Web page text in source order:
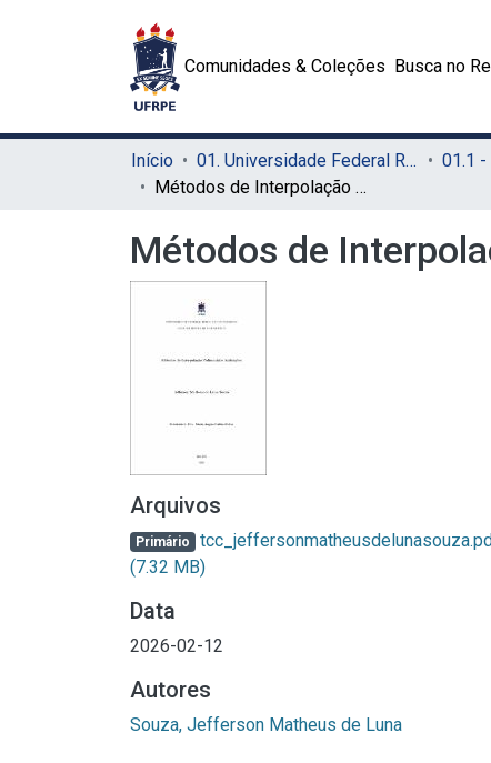
Comunidades & Coleções Busca no
Início 01. Universidade Federal Rural de Pernambuco - UFRPE (Sede) 01.1 -
Métodos de Interpolação Polinomial e Aplicações
Métodos de
Arquivos
Primário
(7.32 MB)
Data
2026-02-12
Autores
Souza, Jefferson Matheus de Luna